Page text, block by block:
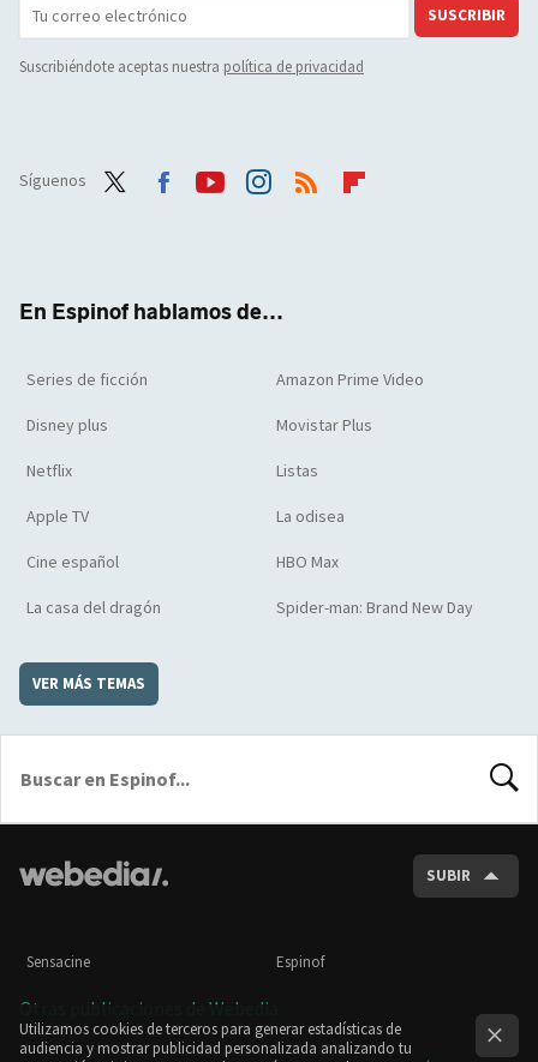
SUSCRIBIR
Suscribiéndote aceptas nuestra política de privacidad
Síguenos
En Espinof hablamos de...
Series de ficción Amazon Prime Video
Disney plus Movistar Plus
Netflix Listas
Apple TV La odisea
Cine español HBO Max
La casa del dragón Spider-man: Brand New Day
VER MÁS TEMAS
SUBIR
Sensacine Espinof
Otras publicaciones de Webedia
Utilizamos cookies de terceros para generar estadísticas de
audiencia y mostrar publicidad personalizada analizando tu